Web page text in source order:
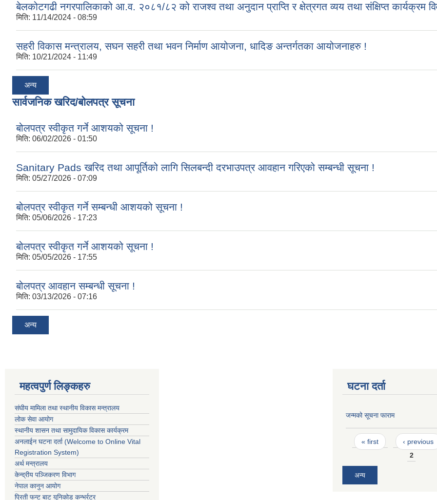
बेलकोटगढी नगरपालिकाको आ.व. २०८१/८२ को राजश्व तथा अनुदान प्राप्ति र क्षेत्रगत व्यय तथा संक्षिप्त कार्यक्रम
मिति: 11/14/2024 - 08:59
सहरी विकास मन्त्रालय, सघन सहरी तथा भवन निर्माण आयोजना, धादिङ अन्तर्गतका आयोजनाहरु !
मिति: 10/21/2024 - 11:49
अन्य
सार्वजनिक खरिद/बोलपत्र सूचना
बोलपत्र स्वीकृत गर्ने आशयको सूचना !
मिति: 06/02/2026 - 01:50
Sanitary Pads खरिद तथा आपूर्तिको लागि सिलबन्दी दरभाउपत्र आवहान गरिएको सम्बन्धी सूचना !
मिति: 05/27/2026 - 07:09
बोलपत्र स्वीकृत गर्ने सम्बन्धी आशयको सूचना !
मिति: 05/06/2026 - 17:23
बोलपत्र स्वीकृत गर्ने आशयको सूचना !
मिति: 05/05/2026 - 17:55
बोलपत्र आवहान सम्बन्धी सूचना !
मिति: 03/13/2026 - 07:16
अन्य
महत्वपुर्ण लिङ्कहरु
संघीय मामिला तथा स्थानीय विकास मन्त्रालय
लोक सेवा आयोग
स्थानीय शासन तथा सामुदायिक विकास कार्यक्रम
अनलाईन घटना दर्ता (Welcome to Online Vital
Registration System)
अर्थ मन्त्रालय
केन्द्रीय पञ्जिकरण विभाग
नेपाल कानुन आयोग
प्रिती फन्ट बाट युनिकोड कन्भर्रटर
घटना दर्ता
जन्मको सूचना फाराम
Pages
« first
‹ previous
2
अन्य